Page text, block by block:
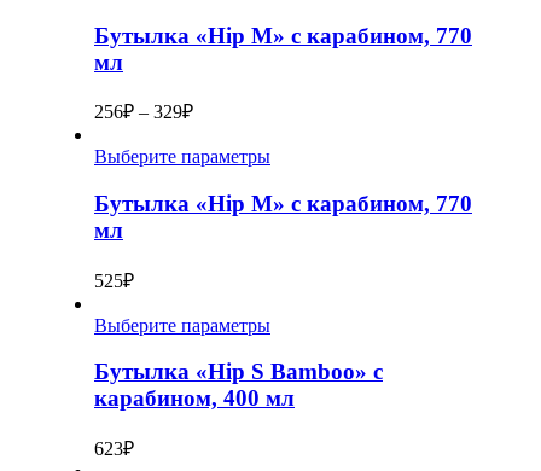
Бутылка «Hip M» с карабином, 770
мл
256₽ – 329₽
Выберите параметры
Бутылка «Hip M» с карабином, 770
мл
525₽
Выберите параметры
Бутылка «Hip S Bamboo» с
карабином, 400 мл
623₽